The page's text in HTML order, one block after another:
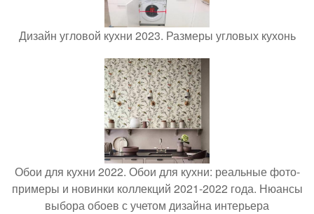
Дизайн угловой кухни 2023. Размеры угловых кухонь
Обои для кухни 2022. Обои для кухни: реальные фото-
примеры и новинки коллекций 2021-2022 года. Нюансы
выбора обоев с учетом дизайна интерьера